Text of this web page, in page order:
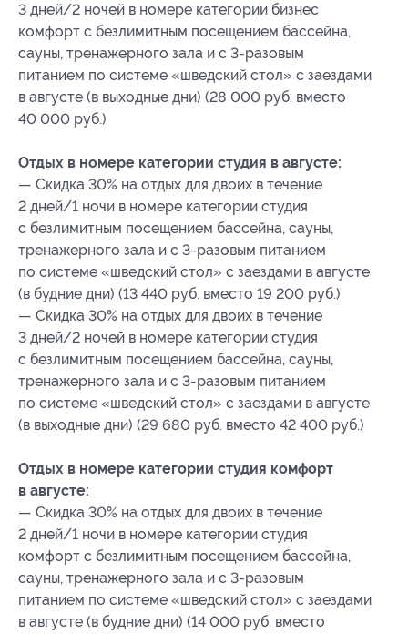
3 дней/2 ночей в номере категории бизнес
комфорт с безлимитным посещением бассейна,
сауны, тренажерного зала и с 3-разовым
питанием по системе «шведский стол» с заездами
в августе (в выходные дни) (28 000 руб. вместо
40 000 руб.)
Отдых в номере категории студия в августе:
— Скидка 30% на отдых для двоих в течение
2 дней/1 ночи в номере категории студия
с безлимитным посещением бассейна, сауны,
тренажерного зала и с 3-разовым питанием
по системе «шведский стол» с заездами в августе
(в будние дни) (13 440 руб. вместо 19 200 руб.)
— Скидка 30% на отдых для двоих в течение
3 дней/2 ночей в номере категории студия
с безлимитным посещением бассейна, сауны,
тренажерного зала и с 3-разовым питанием
по системе «шведский стол» с заездами в августе
(в выходные дни) (29 680 руб. вместо 42 400 руб.)
Отдых в номере категории студия комфорт
в августе:
— Скидка 30% на отдых для двоих в течение
2 дней/1 ночи в номере категории студия
комфорт с безлимитным посещением бассейна,
сауны, тренажерного зала и с 3-разовым
питанием по системе «шведский стол» с заездами
в августе (в будние дни) (14 000 руб. вместо